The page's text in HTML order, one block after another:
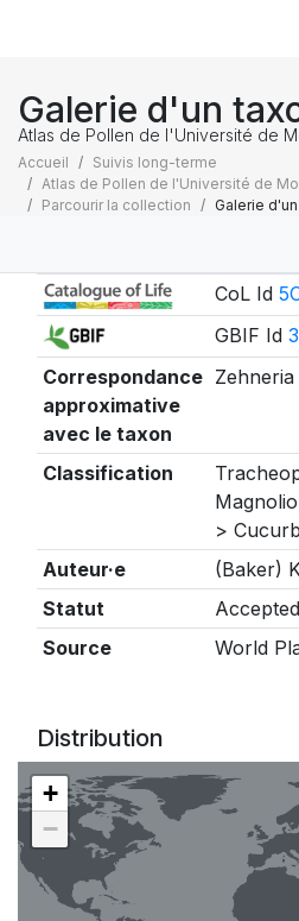
Galerie d'un
Atlas de Pollen de l'Université de
Accueil
Suivis long-terme
Atlas de Pollen de l'Université de
Parcourir la collection
Galerie
CoL Id
GBIF Id
Correspondance
approximative
avec le taxon
Classification
>
Auteur·e
(Baker)
Statut
Source
World
Distribution
+
−